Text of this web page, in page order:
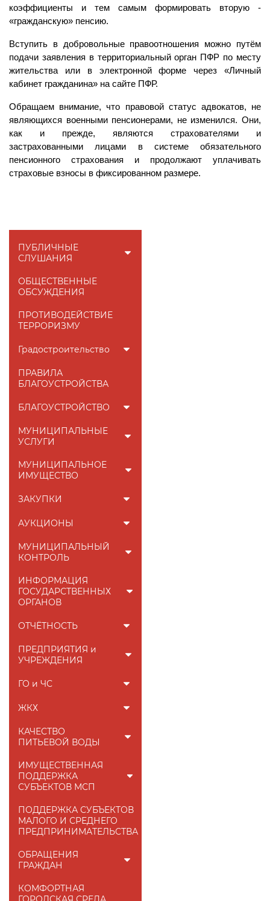
коэффициенты и тем самым формировать вторую -
«гражданскую» пенсию.
Вступить в добровольные правоотношения можно путём
подачи заявления в территориальный орган ПФР по месту
жительства или в электронной форме через «Личный
кабинет гражданина» на сайте ПФР.
Обращаем внимание, что правовой статус адвокатов, не
являющихся военными пенсионерами, не изменился. Они,
как и прежде, являются страхователями и
застрахованными лицами в системе обязательного
пенсионного страхования и продолжают уплачивать
страховые взносы в фиксированном размере.
ПУБЛИЧНЫЕ
СЛУШАНИЯ
ОБЩЕСТВЕННЫЕ
ОБСУЖДЕНИЯ
ПРОТИВОДЕЙСТВИЕ
ТЕРРОРИЗМУ
Градостроительство
ПРАВИЛА
БЛАГОУСТРОЙСТВА
БЛАГОУСТРОЙСТВО
МУНИЦИПАЛЬНЫЕ
УСЛУГИ
МУНИЦИПАЛЬНОЕ
ИМУЩЕСТВО
ЗАКУПКИ
АУКЦИОНЫ
МУНИЦИПАЛЬНЫЙ
КОНТРОЛЬ
ИНФОРМАЦИЯ
ГОСУДАРСТВЕННЫХ
ОРГАНОВ
ОТЧЁТНОСТЬ
ПРЕДПРИЯТИЯ и
УЧРЕЖДЕНИЯ
ГО и ЧС
ЖКХ
КАЧЕСТВО
ПИТЬЕВОЙ ВОДЫ
ИМУЩЕСТВЕННАЯ
ПОДДЕРЖКА
СУБЪЕКТОВ МСП
ПОДДЕРЖКА СУБЪЕКТОВ
МАЛОГО И СРЕДНЕГО
ПРЕДПРИНИМАТЕЛЬСТВА
ОБРАЩЕНИЯ
ГРАЖДАН
КОМФОРТНАЯ